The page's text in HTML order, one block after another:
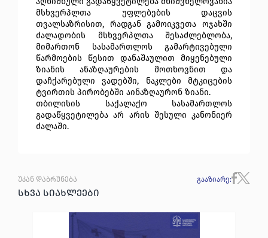
მსხვერპლთა უფლებების დაცვის
თვალსაზრისით, რადგან გამოიკვეთა ოჯახში
ძალადობის მსხვერპლთა შესაძლებლობა,
მიმართონ სასამართლოს გამარტივებული
წარმოების წესით დანაშაულით მიყენებული
ზიანის ანაზღაურების მოთხოვნით და
დაჩქარებული ვადებში, ნაკლები მტკიცების
ტვირთის პირობებში აინაზღაურონ ზიანი.
თბილისის საქალაქო სასამართლოს
გადაწყვეტილება არ არის შესული კანონიერ
ძალაში.
უკან დაბრუნება გააზიარე:
სხვა სიახლეები